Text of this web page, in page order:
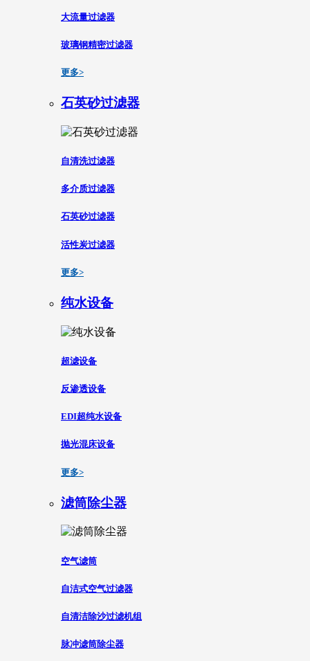
大流量过滤器
玻璃钢精密过滤器
更多>
石英砂过滤器
自清洗过滤器
多介质过滤器
石英砂过滤器
活性炭过滤器
更多>
纯水设备
超滤设备
反渗透设备
EDI超纯水设备
抛光混床设备
更多>
滤筒除尘器
空气滤筒
自洁式空气过滤器
自清洁除沙过滤机组
脉冲滤筒除尘器